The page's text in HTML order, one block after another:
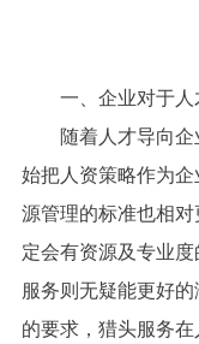
一、企业对于人
随着人才导向企
始把人资策略作为
源管理的标准也相
定会有资源及专业
服务则无疑能更好
的要求，猎头服务